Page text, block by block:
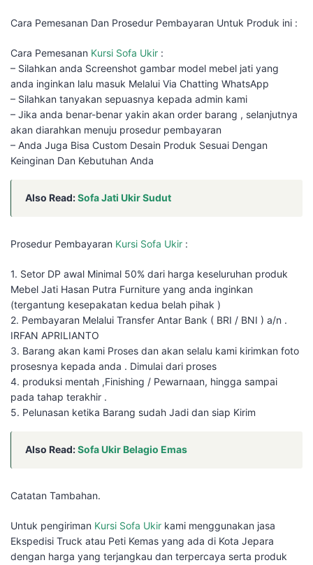
Cara Pemesanan Dan Prosedur Pembayaran Untuk Produk ini :
Cara Pemesanan Kursi Sofa Ukir :
– Silahkan anda Screenshot gambar model mebel jati yang
anda inginkan lalu masuk Melalui Via Chatting WhatsApp
– Silahkan tanyakan sepuasnya kepada admin kami
– Jika anda benar-benar yakin akan order barang , selanjutnya
akan diarahkan menuju prosedur pembayaran
– Anda Juga Bisa Custom Desain Produk Sesuai Dengan
Keinginan Dan Kebutuhan Anda
Also Read:Sofa Jati Ukir Sudut
Prosedur Pembayaran Kursi Sofa Ukir :
1. Setor DP awal Minimal 50% dari harga keseluruhan produk
Mebel Jati Hasan Putra Furniture yang anda inginkan
(tergantung kesepakatan kedua belah pihak )
2. Pembayaran Melalui Transfer Antar Bank ( BRI / BNI ) a/n .
IRFAN APRILIANTO
3. Barang akan kami Proses dan akan selalu kami kirimkan foto
prosesnya kepada anda . Dimulai dari proses
4. produksi mentah ,Finishing / Pewarnaan, hingga sampai
pada tahap terakhir .
5. Pelunasan ketika Barang sudah Jadi dan siap Kirim
Also Read:Sofa Ukir Belagio Emas
Catatan Tambahan.
Untuk pengiriman Kursi Sofa Ukir kami menggunakan jasa
Ekspedisi Truck atau Peti Kemas yang ada di Kota Jepara
dengan harga yang terjangkau dan terpercaya serta produk